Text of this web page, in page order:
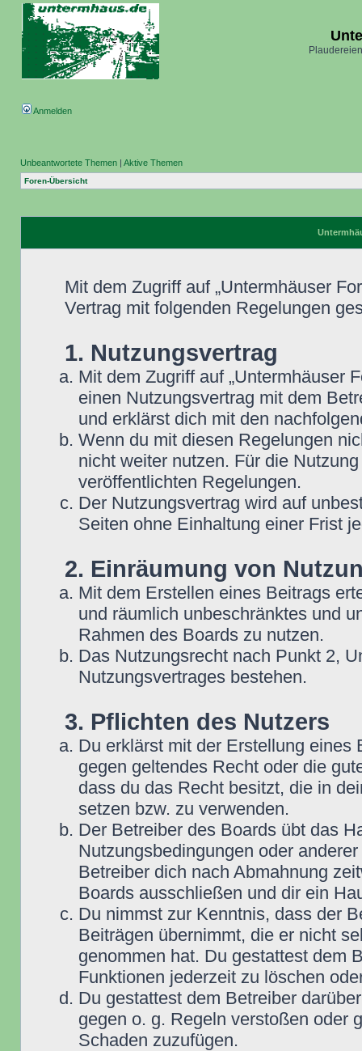
Anmelden
Unbeantwortete Themen | Aktive Themen
Foren-Übersicht
Mit dem Zugriff auf „Untermhäuser
Vertrag mit folgenden Regelungen
1. Nutzungsvertrag
Mit dem Zugriff auf „Untermhäuser
einen Nutzungsvertrag mit dem
und erklärst dich mit den
Wenn du mit diesen Regelungen
nicht weiter nutzen. Für die
veröffentlichten Regelungen.
Der Nutzungsvertrag wird auf
Seiten ohne Einhaltung einer Frist
2. Einräumung von
Mit dem Erstellen eines Beitrags
und räumlich unbeschränktes und
Rahmen des Boards zu nutzen.
Das Nutzungsrecht nach Punkt 2,
Nutzungsvertrages bestehen.
3. Pflichten des Nutzers
Du erklärst mit der Erstellung eines
gegen geltendes Recht oder die
dass du das Recht besitzt, die in
setzen bzw. zu verwenden.
Der Betreiber des Boards übt das
Nutzungsbedingungen oder
Betreiber dich nach Abmahnung
Boards ausschließen und dir ein
Du nimmst zur Kenntnis, dass der
Beiträgen übernimmt, die er nicht
genommen hat. Du gestattest dem
Funktionen jederzeit zu löschen
Du gestattest dem Betreiber
gegen o. g. Regeln verstoßen oder
Schaden zuzufügen.